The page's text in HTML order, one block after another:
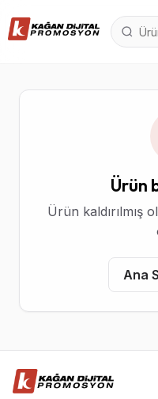
Ürün
Ürün kaldırılmış
Ana